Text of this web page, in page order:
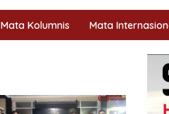
Mata Kolumnis Mata